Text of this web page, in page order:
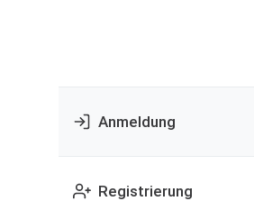
Anmeldung
Registrierung